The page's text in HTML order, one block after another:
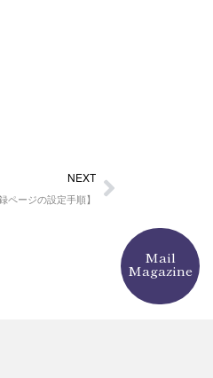
NEXT
ージの設定手順】
Next
Mail
Magazine